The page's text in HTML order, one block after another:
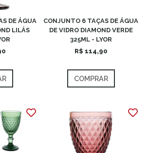
DE ÁGUA
LILÁS
CONJUNTO 6 TAÇAS DE ÁGUA
DE VIDRO DIAMOND VERDE
325ML - LYOR
R$ 114,90
COMPRAR